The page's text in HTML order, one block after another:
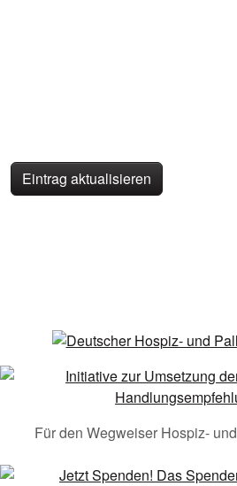
Eintrag aktualisieren
Für den Wegweiser Hospiz-